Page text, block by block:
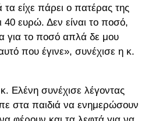
είχε πάρει ο πατέρας της
40 ευρώ. Δεν είναι το ποσό,
για το ποσό απλά δε μου
που έγινε», συνέχισε η κ.
κ. Ελένη συνέχισε λέγοντας
στα παιδιά να ενημερώσουν